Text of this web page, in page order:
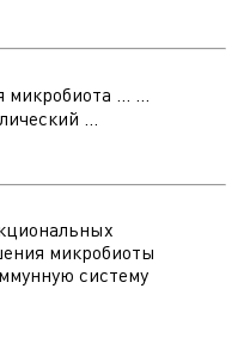
... ...
...
микробиоты
систему